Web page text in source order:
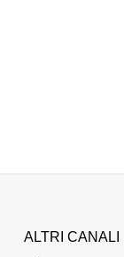
ALTRI CANALI